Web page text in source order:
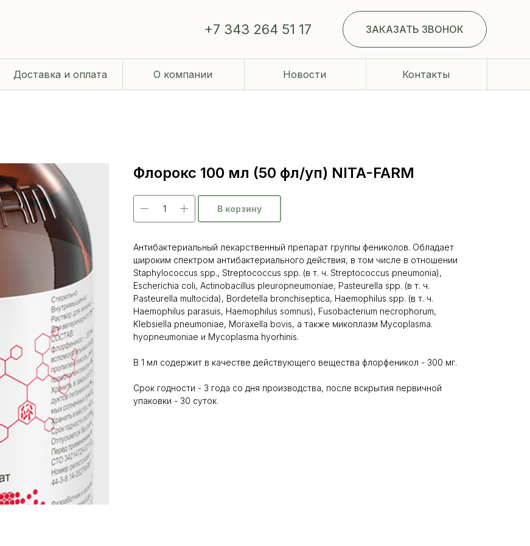
Доставка и оплата О компании Контакты
ЗАКАЗАТЬ ЗВОНОК
+7 343 264 51 17
Новости
Флорокс 100 мл (50 фл/уп) NITA-FARM
В корзину
Антибактериальный лекарственный препарат группы фениколов. Обладает
широким спектром антибактериального действия, в том числе в отношении
Staphylococcus spp., Streptococcus spp. (в т. ч. Streptococcus pneumonia),
Escherichia coli, Actinobacillus pleuropneumoniae, Pasteurella spp. (в т. ч.
Pasteurella multоcida), Bordetella bronchiseptica, Haemophilus spp. (в т. ч.
Haemophilus parasuis, Haemophilus somnus), Fusobacterium necrophorum,
Klebsiella pneumoniae, Moraxella bovis, а также микоплазм Mycoplasma.
hyopneumoniae и Mycoplasma hyorhinis.
В 1 мл содержит в качестве действующего вещества флорфеникол - 300 мг.
Срок годности - 3 года со дня производства, после вскрытия первичной
упаковки - 30 суток.